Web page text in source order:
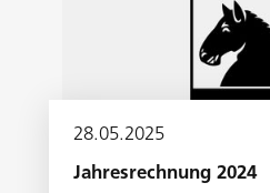
28.05.2025
Jahresrechnung 2024